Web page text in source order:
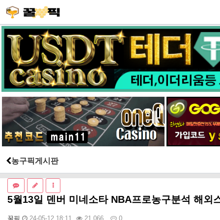
농구픽게시판
5월13일 덴버 미네소타 NBA프로농구분석 해외
꿀픽 24-05-12 18:11 21,066 0